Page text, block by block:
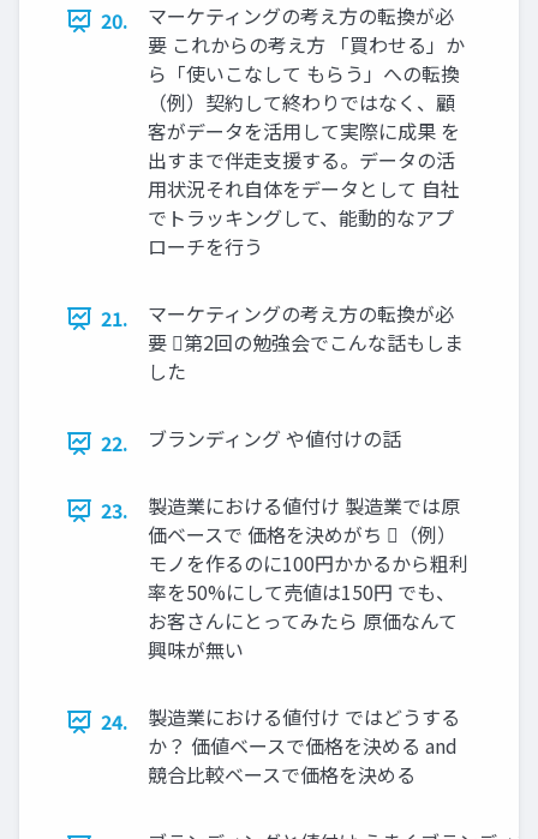
20.
マーケティングの考え方の転換が必
要 これからの考え方 「買わせる」か
ら「使いこなして もらう」への転換
（例）契約して終わりではなく、顧
客がデータを活用して実際に成果 を
出すまで伴走支援する。データの活
用状況それ自体をデータとして 自社
でトラッキングして、能動的なアプ
ローチを行う
21.
マーケティングの考え方の転換が必
要 第2回の勉強会でこんな話もしま
した
22. ブランディング や値付けの話
23.
製造業における値付け 製造業では原
価ベースで 価格を決めがち （例）
モノを作るのに100円かかるから粗利
率を50%にして売値は150円 でも、
お客さんにとってみたら 原価なんて
興味が無い
24.
製造業における値付け ではどうする
か？ 価値ベースで価格を決める and
競合比較ベースで価格を決める